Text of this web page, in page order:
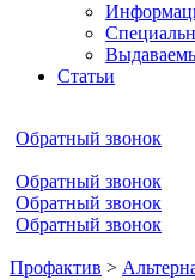
Статьи
Обратный звонок
Обратный звонок
Обратный звонок
Обратный звонок
Профактив >